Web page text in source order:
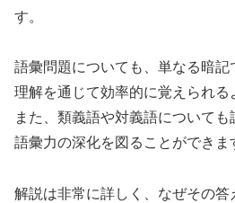
す。
語彙問題についても、単なる暗
理解を通じて効率的に覚えられる
また、類義語や対義語についても
語彙力の深化を図ることができま
解説は非常に詳しく、なぜその